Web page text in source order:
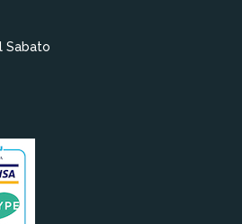
Sabato